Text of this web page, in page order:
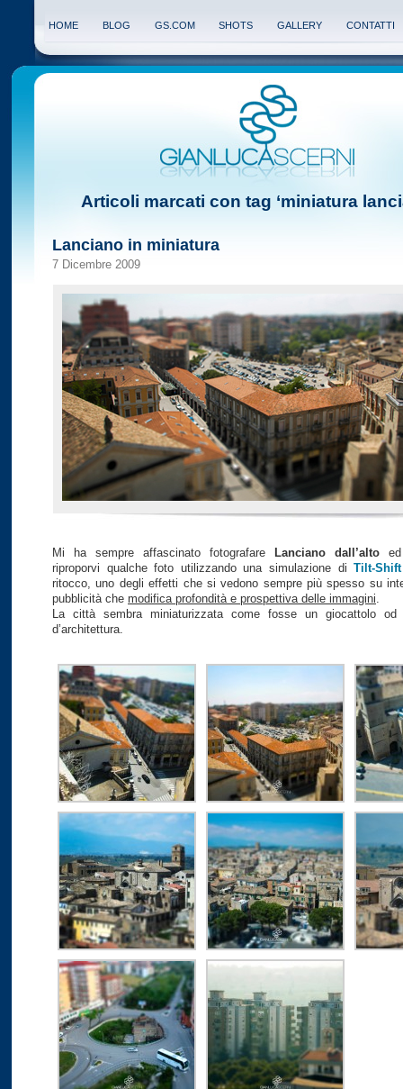
HOME BLOG GS.COM SHOTS GALLERY CONTATTI
Articoli marcati con tag ‘miniatura
Lanciano in miniatura
7 Dicembre 2009
Mi ha sempre affascinato fotografare Lanciano dall’alto
riproporvi qualche foto utilizzando una simulazione diTilt-Shift
ritocco, uno degli effetti che si vedono sempre più spesso su
pubblicità che modifica profondità e prospettiva delle immagini
La città sembra miniaturizzata come fosse un giocattolo od
d’architettura.